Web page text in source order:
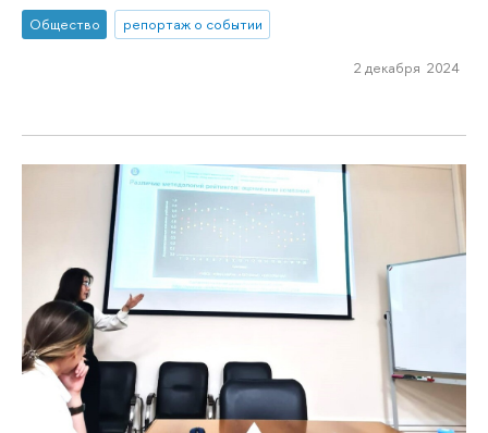
Общество репортаж о событии
2 декабря 2024